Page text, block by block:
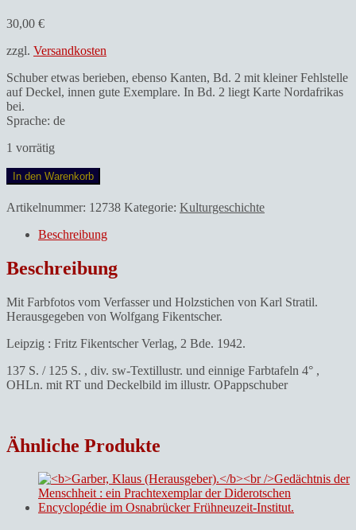
30,00 €
zzgl. Versandkosten
Schuber etwas berieben, ebenso Kanten, Bd. 2 mit kleiner Fehlstelle
auf Deckel, innen gute Exemplare. In Bd. 2 liegt Karte Nordafrikas
bei.
Sprache: de
1 vorrätig
Wrage,
Werner.Nordafrika.
Volk
Landschaft
Rif
und
Menge
In den Warenkorb
Artikelnummer: 12738 Kategorie: Kulturgeschichte
Beschreibung
Beschreibung
Mit Farbfotos vom Verfasser und Holzstichen von Karl Stratil.
Herausgegeben von Wolfgang Fikentscher.
Leipzig : Fritz Fikentscher Verlag, 2 Bde. 1942.
137 S. / 125 S. , div. sw-Textillustr. und einnige Farbtafeln 4° ,
OHLn. mit RT und Deckelbild im illustr. OPappschuber
Ähnliche Produkte